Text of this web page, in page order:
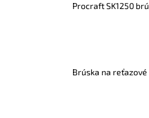
Procraft SK1250
Brúska na reťazové